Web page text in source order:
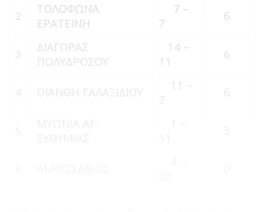
2
ΤΟΛΟΦΩΝΑ
ΕΡΑΤΕΙΝΗ
7 –
7
6